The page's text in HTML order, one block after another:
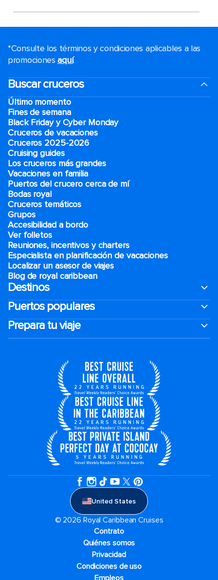
*Consulte los términos y condiciones aplicables a las
promocionesaquí.
Buscar cruceros
Último momento
Fines de semana
Black Friday y Cyber Monday
Cruceros de vacaciones
Cruceros 2025-2026
Cruising guides
Los cruceros más grandes
Vacaciones en familia
Puertos del crucero cerca de mí
Bodas royal
Cruceros temáticos
Grupos
Accesibilidad a bordo
Ver folletos
Reuniones, incentivos y charters​
Especialista en planificación de vacaciones
Localizar un asesor de viajes
Blog de royal caribbean
Destinos
Puertos populares
Prepara tu viaje
United States
© 2026 Royal Caribbean Cruises
Contrato
Quiénes somos
Privacidad
Condiciones de uso
Empleos